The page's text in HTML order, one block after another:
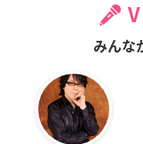
みんな